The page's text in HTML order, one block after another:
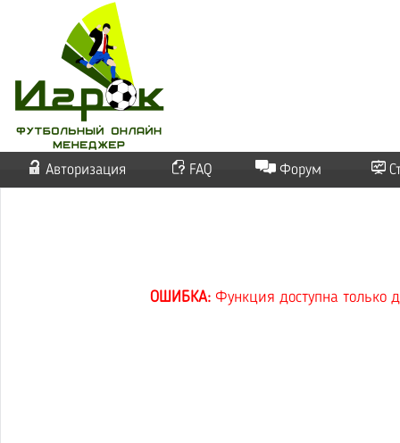
Авторизация FAQ Форум
ОШИБКА: Функция доступна только